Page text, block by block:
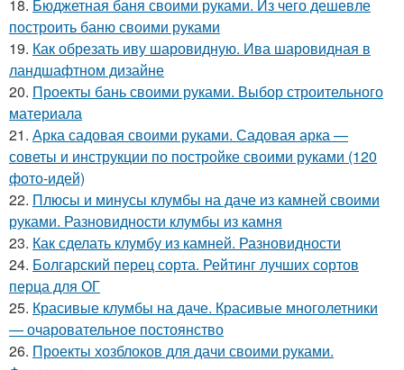
18. Бюджетная баня своими руками. Из чего дешевле
построить баню своими руками
19. Как обрезать иву шаровидную. Ива шаровидная в
ландшафтном дизайне
20. Проекты бань своими руками. Выбор строительного
материала
21. Арка садовая своими руками. Садовая арка —
советы и инструкции по постройке своими руками (120
фото-идей)
22. Плюсы и минусы клумбы на даче из камней своими
руками. Разновидности клумбы из камня
23. Как сделать клумбу из камней. Разновидности
24. Болгарский перец сорта. Рейтинг лучших сортов
перца для ОГ
25. Красивые клумбы на даче. Красивые многолетники
— очаровательное постоянство
26. Проекты хозблоков для дачи своими руками.